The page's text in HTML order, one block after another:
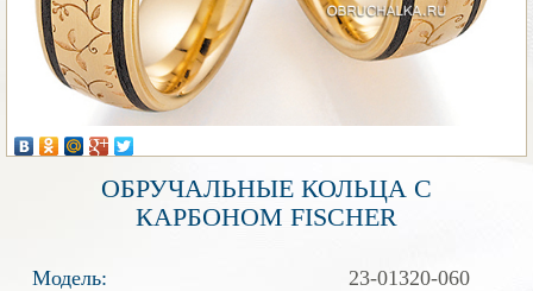
ОБРУЧАЛЬНЫЕ КОЛЬЦА С
КАРБОНОМ FISCHER
Модель: 23-01320-060